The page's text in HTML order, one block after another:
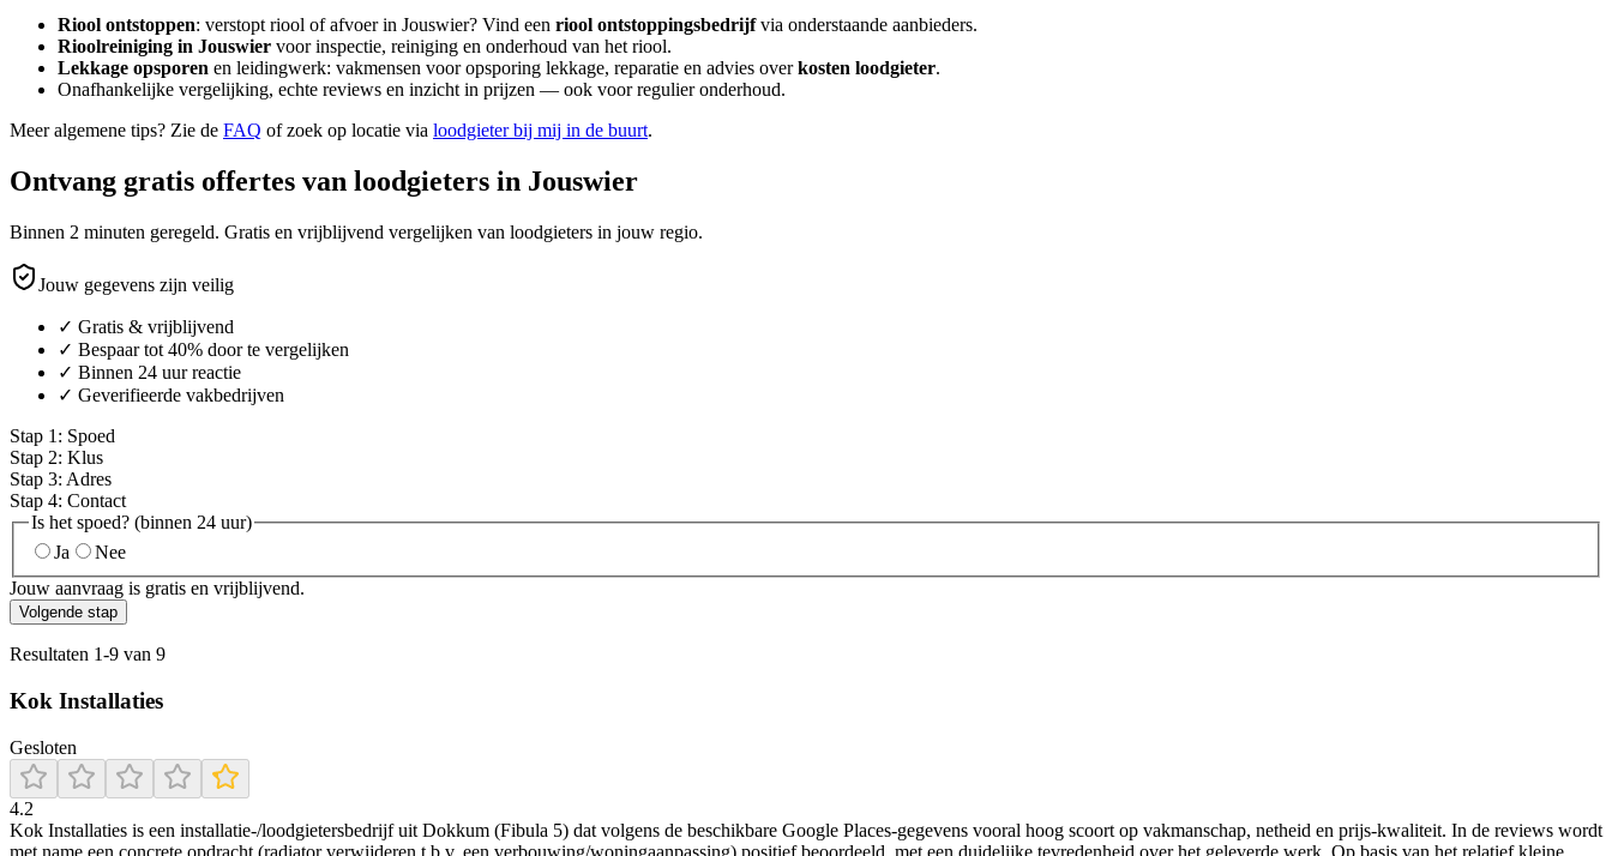
Riool ontstoppen: verstopt riool of afvoer in Jouswier? Vind een riool ontstoppingsbedrijfvia onderstaande aanbieders.
Rioolreiniging in Jouswier voor inspectie, reiniging en onderhoud van het riool.
Lekkage opsporen en leidingwerk: vakmensen voor opsporing lekkage, reparatie en advies overkosten loodgieter.
Onafhankelijke vergelijking, echte reviews en inzicht in prijzen — ook voor regulier onderhoud.
Meer algemene tips? Zie de FAQ of zoek op locatie via loodgieter bij mij in de buurt.
Ontvang gratis offertes van loodgieters in Jouswier
Binnen 2 minuten geregeld. Gratis en vrijblijvend vergelijken van loodgieters in jouw regio.
Jouw gegevens zijn veilig
✓ Gratis & vrijblijvend
✓ Bespaar tot 40% door te vergelijken
✓ Binnen 24 uur reactie
✓ Geverifieerde vakbedrijven
Stap 1 : Spoed
Stap 2: Klus
Stap 3: Adres
Stap 4: Contact
Is het spoed? (binnen 24 uur)
Ja
Nee
Jouw aanvraag is gratis en vrijblijvend.
Volgende stap
Resultaten 1-9 van 9
Kok Installaties
Gesloten
4.2
Kok Installaties is een installatie-/loodgietersbedrijf uit Dokkum (Fibula 5) dat volgens de beschikbare Google Places-gegevens vooral hoog scoort op vakmanschap, netheid en prijs-kwaliteit. In de reviews wordt
met name een concrete opdracht (radiator verwijderen t.b.v. een verbouwing/woningaanpassing) positief beoordeeld, met een duidelijke tevredenheid over het geleverde werk. Op basis van het relatief kleine